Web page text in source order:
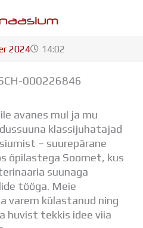
2024 14:02
000226846
avanes mul ja mu
klassijuhatajad
– suurepärane
õpilastega Soomet, kus
suunaga
tööga. Meie
varem külastanud ning
huvist tekkis idee viia